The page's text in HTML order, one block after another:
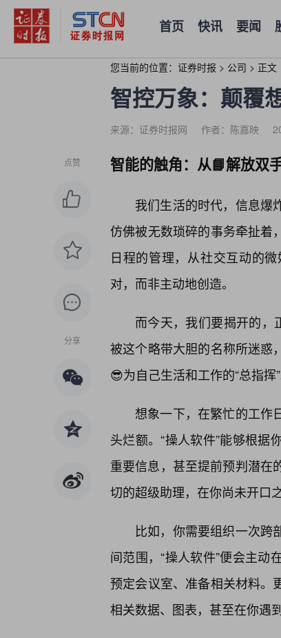
首页 快讯 要闻
您当前的位置： 证券时报 > 公司 > 正文
智控万象：颠覆
来源：证券时报网 作者：陈嘉映
点赞
分享
智能的触角：从📘解放双
我们生活的时代，信息爆
仿佛被无数琐碎的事务牵扯着
日程的管理，从社交互动的
对，而非主动地创造。
而今天，我们要揭开的，
被这个略带大胆的名称所迷惑
😎为自己生活和工作的“总指挥”
想象一下，在繁忙的工作
头烂额。“操人软件”能够根
重要信息，甚至提前预判潜在
切的超级助理，在你尚未开口
比如，你需要组织一次跨
间范围，“操人软件”便会主
预定会议室、准备相关材料。
相关数据、图表，甚至在你遇